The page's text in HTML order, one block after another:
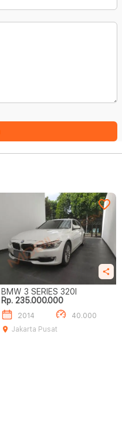
BMW 3 SERIES 320I
Rp. 235.000.000
2014
40.000
Jakarta Pusat